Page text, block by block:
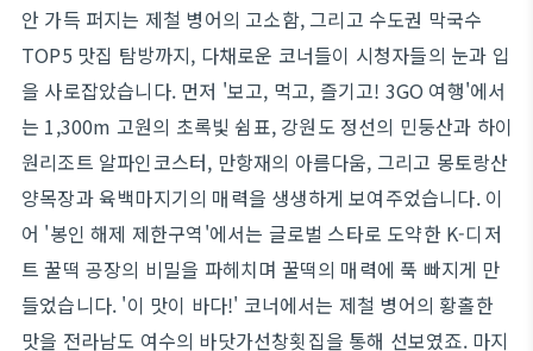
안 가득 퍼지는 제철 병어의 고소함, 그리고 수도권 막국수
TOP5 맛집 탐방까지, 다채로운 코너들이 시청자들의 눈과 입
을 사로잡았습니다. 먼저 '보고, 먹고, 즐기고! 3GO 여행'에서
는 1,300m 고원의 초록빛 쉼표, 강원도 정선의 민둥산과 하이
원리조트 알파인코스터, 만항재의 아름다움, 그리고 몽토랑산
양목장과 육백마지기의 매력을 생생하게 보여주었습니다. 이
어 '봉인 해제 제한구역'에서는 글로벌 스타로 도약한 K-디저
트 꿀떡 공장의 비밀을 파헤치며 꿀떡의 매력에 푹 빠지게 만
들었습니다. '이 맛이 바다!' 코너에서는 제철 병어의 황홀한
맛을 전라남도 여수의 바닷가선창횟집을 통해 선보였죠. 마지